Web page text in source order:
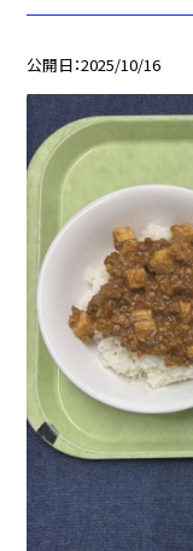
公開日 2025/10/16